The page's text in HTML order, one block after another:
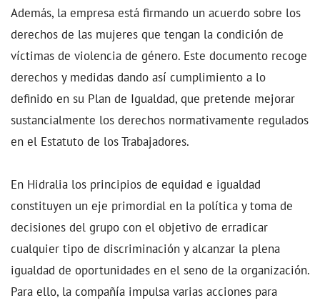
Además, la empresa está firmando un acuerdo sobre los
derechos de las mujeres que tengan la condición de
víctimas de violencia de género. Este documento recoge
derechos y medidas dando así cumplimiento a lo
definido en su Plan de Igualdad, que pretende mejorar
sustancialmente los derechos normativamente regulados
en el Estatuto de los Trabajadores.
En Hidralia los principios de equidad e igualdad
constituyen un eje primordial en la política y toma de
decisiones del grupo con el objetivo de erradicar
cualquier tipo de discriminación y alcanzar la plena
igualdad de oportunidades en el seno de la organización.
Para ello, la compañía impulsa varias acciones para